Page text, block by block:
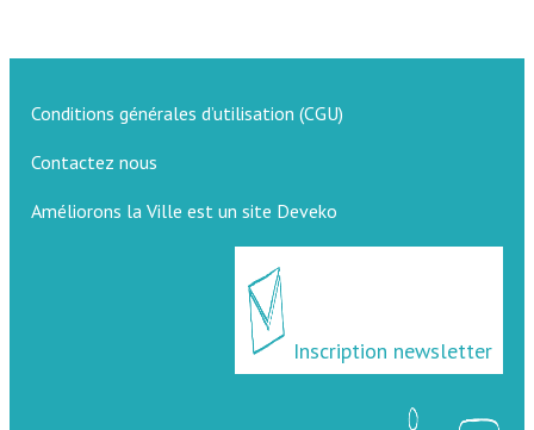
Conditions générales d’utilisation (CGU)
Contactez nous
Améliorons la Ville est un site Deveko
Inscription newsletter